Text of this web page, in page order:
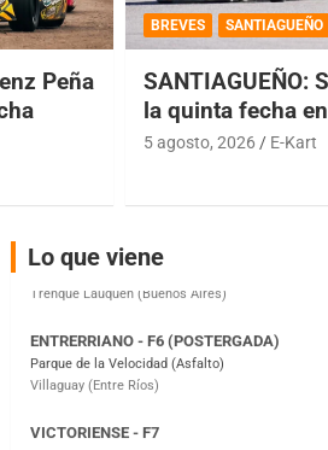
Peña
BREVES SANTIAGUEÑO
SANTIAGUEÑO:
la quinta fecha
5 agosto, 2026 E-Kart
Lo que viene
08/09-AGO
IAME SERIES ARGENTINA 6
Ramiro Tot (Asfalto)
Baradero (Buenos Aires)
Parque de la Velocidad (Asfalto)
Victoria (Entre Ríos)